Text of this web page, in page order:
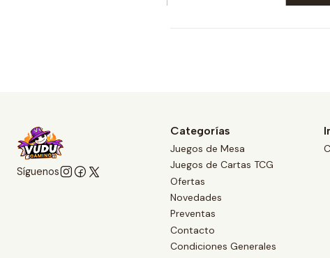
Comprar ahora
Síguenos
Categorías
Juegos de Mesa
Juegos de Cartas TCG
Ofertas
Novedades
Preventas
Contacto
Condiciones Generales